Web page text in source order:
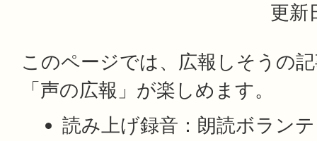
更新
このページでは、広報しそうの
「声の広報」が楽しめます。
読み上げ録音：朗読ボラン